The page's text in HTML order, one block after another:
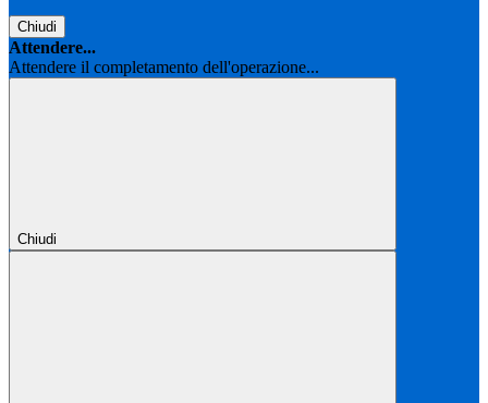
Chiudi
Attendere...
Attendere il completamento dell'operazione...
Chiudi